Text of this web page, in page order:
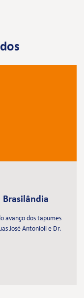
Brasilândia
avanço dos tapumes
José Antonioli e Dr.